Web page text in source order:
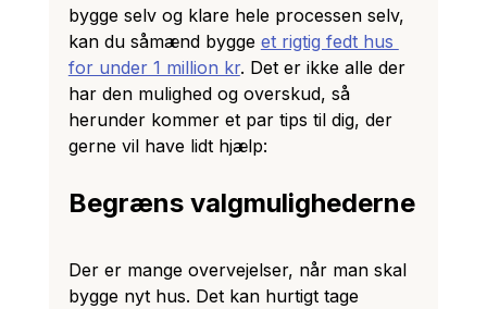
bygge selv og klare hele processen selv,
kan du såmænd bygge et rigtig fedt hus
for under 1 million kr. Det er ikke alle der
har den mulighed og overskud, så
herunder kommer et par tips til dig, der
gerne vil have lidt hjælp:
Begræns valgmulighederne
Der er mange overvejelser, når man skal
bygge nyt hus. Det kan hurtigt tage